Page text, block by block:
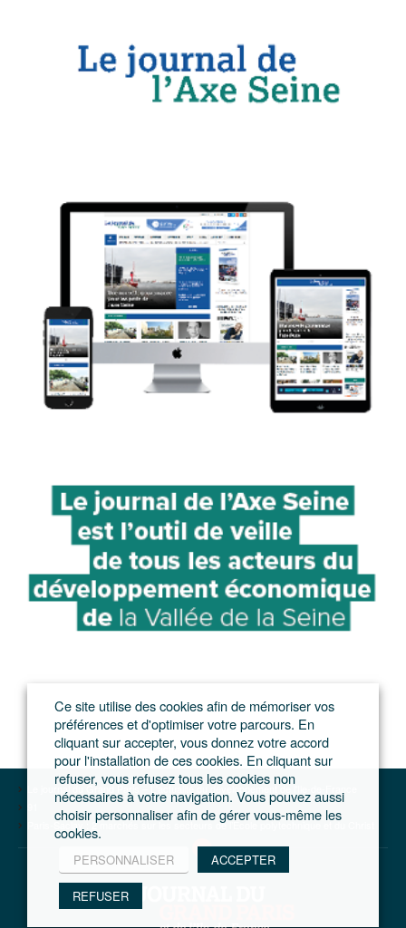
Le journal du Grand Paris – L'actualité du développement de l'Ile-de-France
Paris-Saclay : 2 marchés sur les secteurs de l’Ecole polytechnique et du Christ
Ce site utilise des cookies afin de mémoriser vos
préférences et d'optimiser votre parcours. En
cliquant sur accepter, vous donnez votre accord
pour l'installation de ces cookies. En cliquant sur
refuser, vous refusez tous les cookies non
nécessaires à votre navigation. Vous pouvez aussi
choisir personnaliser afin de gérer vous-même les
cookies.
PERSONNALISER ACCEPTER
REFUSER